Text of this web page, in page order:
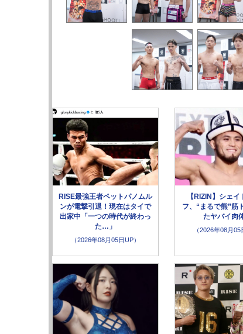
RISE最強王者ペットパノムル
ンが電撃引退！現在はタイで
出家中「一つの時代が終わっ
た…」
（2026年08月05日UP）
【RIZIN】シェイ
フ、“まるで熊”筋
たヤバイ肉
（2026年08月05